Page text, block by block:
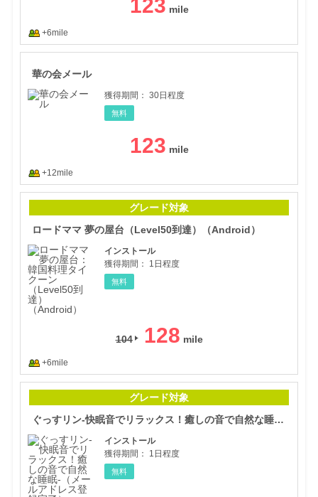
123
+6mile
華の会メール
獲得期間： 30日程度
無料
123
+12mile
グレード対象
ロードママ 夢の屋台（Level50到達）（Android）
インストール
獲得期間：
1日程度
無料
104 128
+6mile
グレード対象
ぐっすリン-快眠音でリラックス！癒しの音で自然な睡眠-（メールアドレス登録完了）（Android）
インストール
獲得期間：
1日程度
無料